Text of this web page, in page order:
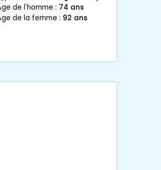
âge de l'homme : 74 ans
âge de la femme : 92 ans